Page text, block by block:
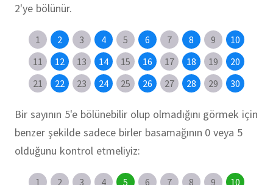
2'ye bölünür.
1 2 3 4 5 6 7 8 9
10
11
12 13 14 15 16 17 18 19
20
21
22 23 24 25 26 27 28 29 30
Bir sayının 5'e bölünebilir olup olmadığını görmek için
benzer şekilde sadece birler basamağının 0 veya 5
olduğunu kontrol etmeliyiz:
1 2 3 4 5 6 7 8 9
10